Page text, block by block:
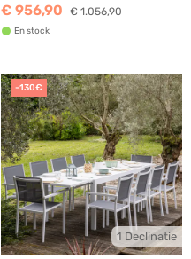
€ 956,90 € 1.056,90
En stock
-130€
1 Declinatie